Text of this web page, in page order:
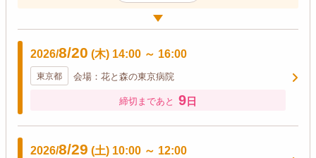
2026/8/20 (木) 14:00 ～ 16:00
東京都 会場：花と森の東京病院
締切まであと 9日
2026/8/29 (土) 10:00 ～ 12:00